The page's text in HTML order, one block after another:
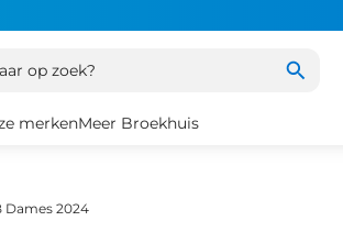
op zoek?
merkenMeer Broekhuis
Dames 2024